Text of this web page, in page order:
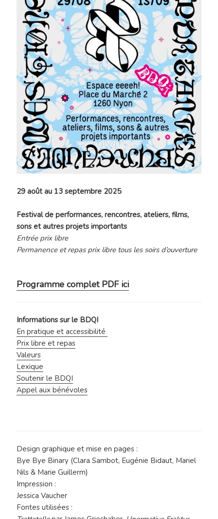
29 août au 13 septembre 2025
Festival de performances, rencontres, ateliers, films,
sons et autres projets importants
Entrée prix libre
Permanence et repas prix libre tous les soirs d’ouverture
Programme complet PDF ici
Informations sur le BDQI
En pratique et accessibilité
Prix libre et repas
Valeurs
Lexique
Soutenir le BDQI
Appel aux bénévoles
Design graphique et mise en pages :
Bye Bye Binary (Clara Sambot, Eugénie Bidaut, Mariel
Nils & Marie Guillerm)
Impression :
Jessica Vaucher
Fontes utilisées :